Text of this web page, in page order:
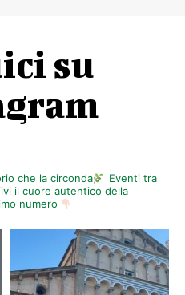
su
che la circonda
Eventi tra
il cuore autentico della
numero